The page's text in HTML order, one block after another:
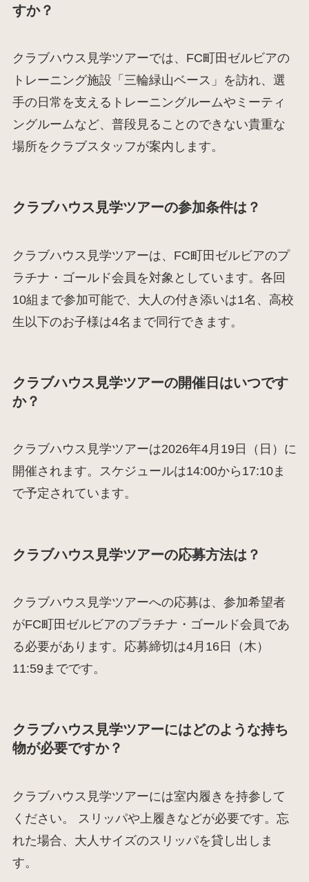
すか？
クラブハウス見学ツアーでは、FC町田ゼルビアの
トレーニング施設「三輪緑山ベース」を訪れ、選
手の日常を支えるトレーニングルームやミーティ
ングルームなど、普段見ることのできない貴重な
場所をクラブスタッフが案内します。
クラブハウス見学ツアーの参加条件は？
クラブハウス見学ツアーは、FC町田ゼルビアのプ
ラチナ・ゴールド会員を対象としています。各回
10組まで参加可能で、大人の付き添いは1名、高校
生以下のお子様は4名まで同行できます。
クラブハウス見学ツアーの開催日はいつです
か？
クラブハウス見学ツアーは2026年4月19日（日）に
開催されます。スケジュールは14:00から17:10ま
で予定されています。
クラブハウス見学ツアーの応募方法は？
クラブハウス見学ツアーへの応募は、参加希望者
がFC町田ゼルビアのプラチナ・ゴールド会員であ
る必要があります。応募締切は4月16日（木）
11:59までです。
クラブハウス見学ツアーにはどのような持ち
物が必要ですか？
クラブハウス見学ツアーには室内履きを持参して
ください。 スリッパや上履きなどが必要です。忘
れた場合、大人サイズのスリッパを貸し出しま
す。